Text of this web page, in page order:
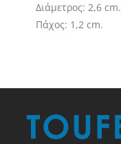
Διάμετρος: 2,6 cm.
Πάχος: 1,2 cm.